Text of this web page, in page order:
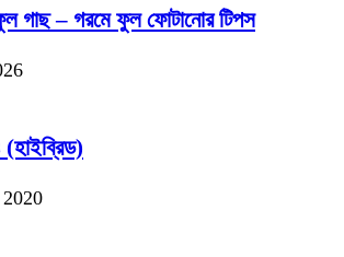
ফুল গাছ – গরমে ফুল ফোটানোর টিপস